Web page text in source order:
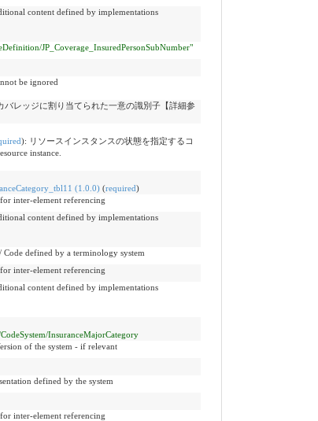
content defined by implementations
JP_Coverage_InsuredPersonSubNumber"
be ignored
レッジに割り当てられた一意の識別子【詳細参
): リソースインスタンスの状態を指定するコ
instance.
(1.0.0)(required)
inter-element referencing
content defined by implementations
defined by a terminology system
inter-element referencing
content defined by implementations
InsuranceMajorCategory
of the system - if relevant
defined by the system
inter-element referencing